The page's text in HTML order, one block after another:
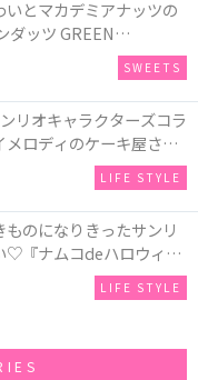
とマカデミアナッツの
ッツ GREEN
ミニカップ『チョコレー
SWEETS
リオキャラクターズコラ
ロディのケーキ屋さ
種類と、「シナモロール
オルゴールで動く仕掛け
♪
LIFE STYLE
のになりきったサンリ
♡『ナムコdeハロウィン
ジー～』全国のアミュー
ナムコオンラインクレー
LIFE STYLE